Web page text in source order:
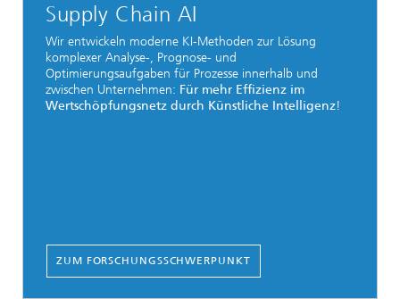
Supply Chain AI
Wir entwickeln moderne KI-Methoden zur Lösung
komplexer Analyse-, Prognose- und
Optimierungsaufgaben für Prozesse innerhalb und
zwischen Unternehmen: Für mehr Effizienz im
Wertschöpfungsnetz durch Künstliche Intelligenz!
ZUM FORSCHUNGSSCHWERPUNKT